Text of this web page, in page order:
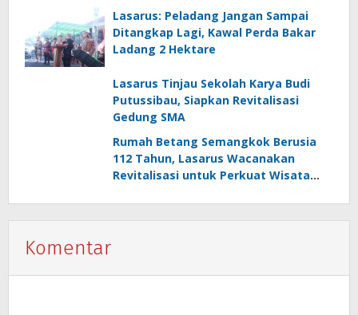
Lasarus: Peladang Jangan Sampai
Ditangkap Lagi, Kawal Perda Bakar
Ladang 2 Hektare
Lasarus Tinjau Sekolah Karya Budi
Putussibau, Siapkan Revitalisasi
Gedung SMA
Rumah Betang Semangkok Berusia
112 Tahun, Lasarus Wacanakan
Revitalisasi untuk Perkuat Wisata
Komentar